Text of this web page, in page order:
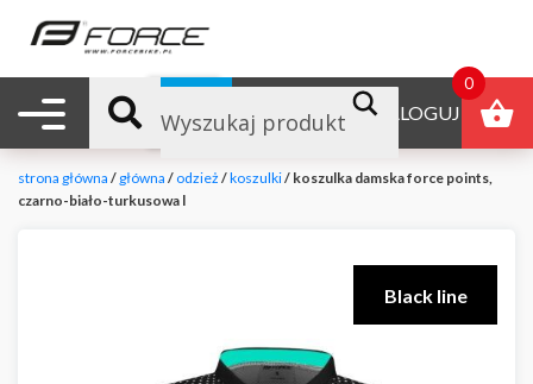
Nawigacja mobilna ZALOGUJ
B2B
strona główna / główna / odzież /koszulki/ koszulka damska force points,
czarno-biało-turkusowa l
Black line
0